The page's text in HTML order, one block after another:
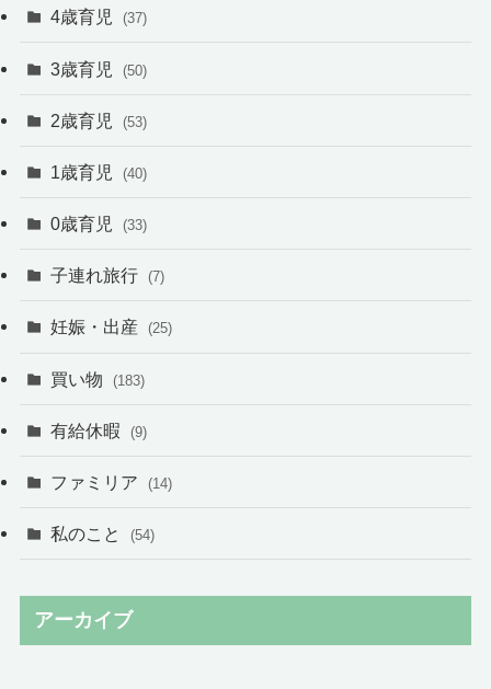
4歳育児 (37)
3歳育児 (50)
2歳育児 (53)
1歳育児 (40)
0歳育児 (33)
子連れ旅行 (7)
妊娠・出産 (25)
買い物 (183)
有給休暇 (9)
ファミリア (14)
私のこと (54)
アーカイブ